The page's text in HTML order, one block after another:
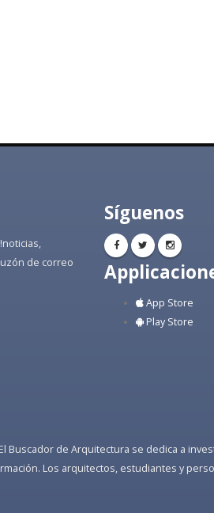
de correo
Síguenos
App Store
Play Store
de Arquitectura se dedica a
Los arquitectos, estudiantes y